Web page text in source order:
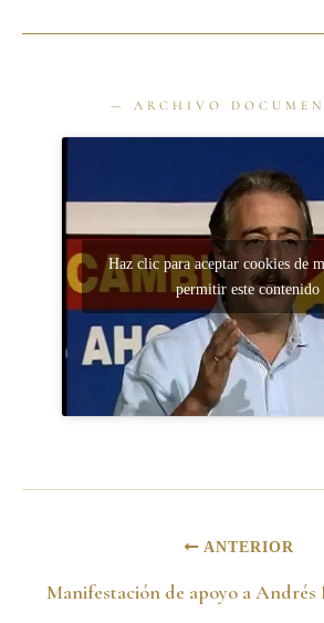
Haz clic para aceptar cookies de
permitir este contenido
ANTERIOR